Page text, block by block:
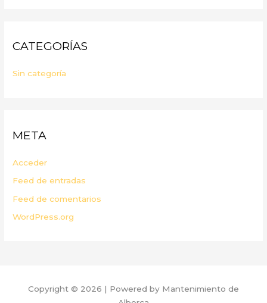
CATEGORÍAS
Sin categoría
META
Acceder
Feed de entradas
Feed de comentarios
WordPress.org
Copyright © 2026 | Powered by Mantenimiento de